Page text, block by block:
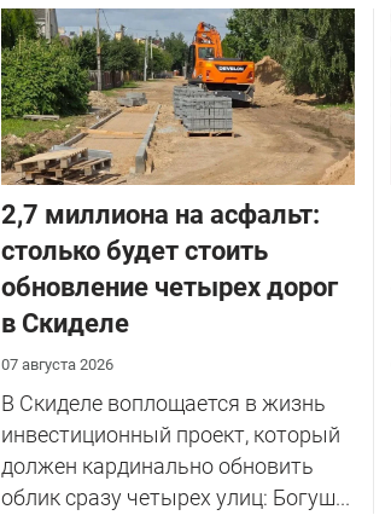
2,7 миллиона на асфальт:
столько будет стоить
обновление четырех дорог
в Скиделе
07 августа 2026
В Скиделе воплощается в жизнь
инвестиционный проект, который
должен кардинально обновить
облик сразу четырех улиц: Богуш...